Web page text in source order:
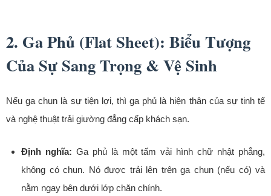
2. Ga Phủ (Flat Sheet): Biểu Tượng
Của Sự Sang Trọng & Vệ Sinh
Nếu ga chun là sự tiện lợi, thì ga phủ là hiện thân của sự tinh tế
và nghệ thuật trải giường đẳng cấp khách sạn.
Định nghĩa: Ga phủ là một tấm vải hình chữ nhật phẳng,
không có chun. Nó được trải lên trên ga chun (nếu có) và
nằm ngay bên dưới lớp chăn chính.